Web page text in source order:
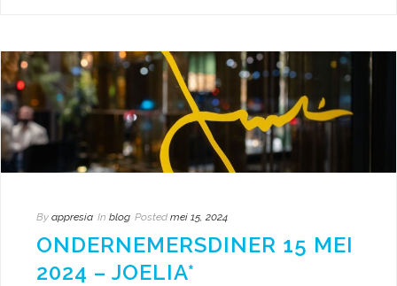
By appresia In blog Posted mei 15, 2024
ONDERNEMERSDINER 15 MEI
2024 – JOELIA*